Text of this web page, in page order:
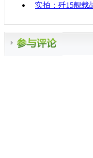
实拍：歼15舰载